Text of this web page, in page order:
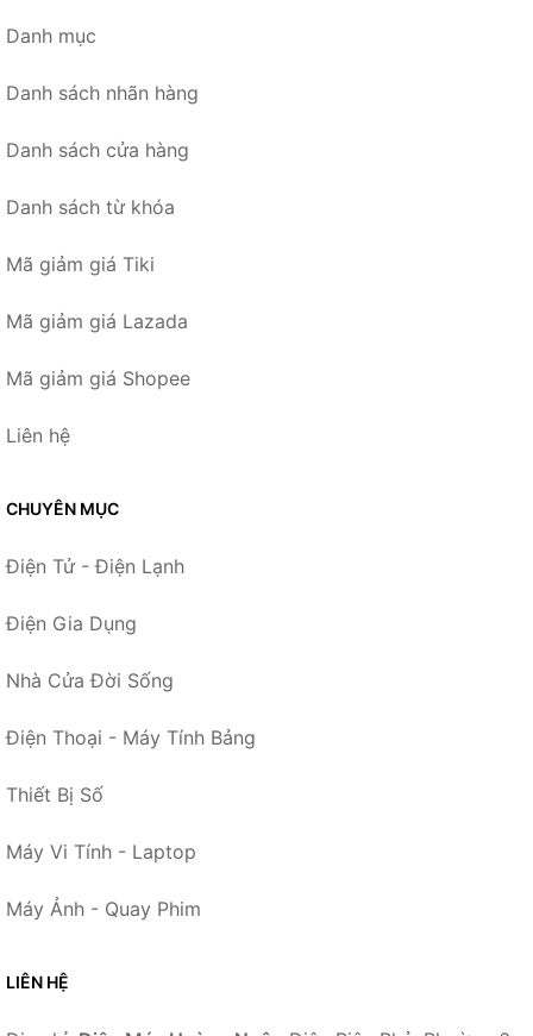
Danh mục
Danh sách nhãn hàng
Danh sách cửa hàng
Danh sách từ khóa
Mã giảm giá Tiki
Mã giảm giá Lazada
Mã giảm giá Shopee
Liên hệ
CHUYÊN MỤC
Điện Tử - Điện Lạnh
Điện Gia Dụng
Nhà Cửa Đời Sống
Điện Thoại - Máy Tính Bảng
Thiết Bị Số
Máy Vi Tính - Laptop
Máy Ảnh - Quay Phim
LIÊN HỆ